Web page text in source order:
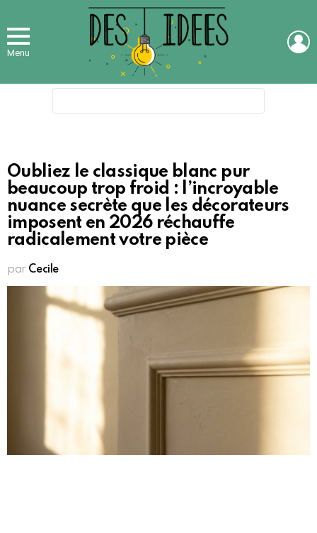
Menu
Oubliez le classique blanc pur
beaucoup trop froid : l’incroyable
nuance secrète que les décorateurs
imposent en 2026 réchauffe
radicalement votre pièce
par Cecile